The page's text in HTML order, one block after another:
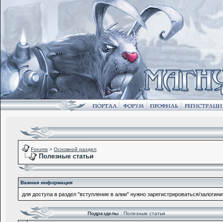
Forums > Основной раздел
Полезные статьи
Важная информация
для доступа в раздел "вступление в алии" нужно зарегистрироваться/
Подразделы: Полезные статьи